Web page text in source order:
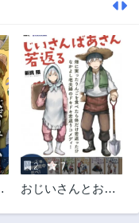
2 7
おじいさんとおば